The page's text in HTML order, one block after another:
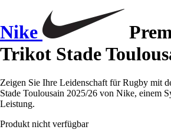
Nike
Trikot Stade
Zeigen Sie Ihre Leidenschaft für Rugby mit
Stade Toulousain 2025/26 von Nike, einem
Leistung.
Produkt nicht verfügbar